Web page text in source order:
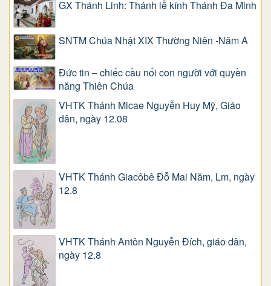
GX Thánh Linh: Thánh lễ kính Thánh Đa Minh
SNTM Chúa Nhật XIX Thường Niên -Năm A
Đức tin – chiếc cầu nối con người với quyền
năng Thiên Chúa
VHTK Thánh Micae Nguyễn Huy Mỹ, Giáo
dân, ngày 12.08
VHTK Thánh Giacôbê Ðỗ Mai Năm, Lm, ngày
12.8
VHTK Thánh Antôn Nguyễn Ðích, giáo dân,
ngày 12.8